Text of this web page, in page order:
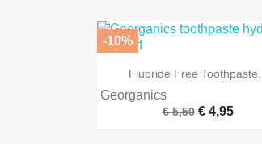
 Snel bekijken
Fluoride Free Toothpaste...
Georganics
€ 5,50 € 4,95
-10%